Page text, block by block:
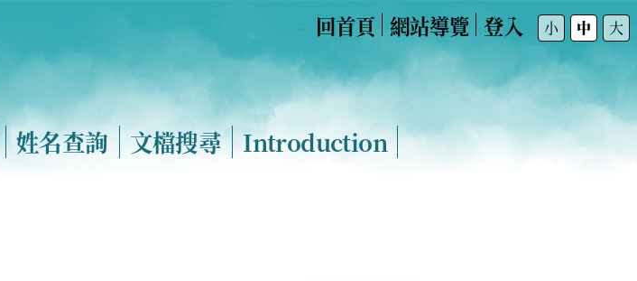
回首頁 網站導覽 登入 小 中 大
姓名查詢 文檔搜尋 Introduction